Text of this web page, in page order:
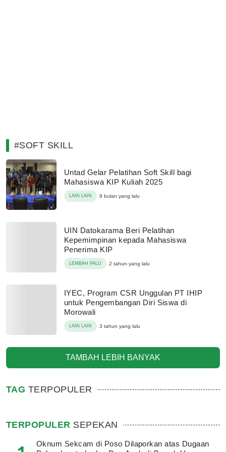
#SOFT SKILL
Untad Gelar Pelatihan Soft Skill bagi
Mahasiswa KIP Kuliah 2025
LAIN LAIN 9 bulan yang lalu
UIN Datokarama Beri Pelatihan
Kepemimpinan kepada Mahasiswa
Penerima KIP
LEMBAH PALU 2 tahun yang lalu
IYEC, Program CSR Unggulan PT IHIP
untuk Pengembangan Diri Siswa di
Morowali
LAIN LAIN 3 tahun yang lalu
TAMBAH LEBIH BANYAK
TAG TERPOPULER
TERPOPULER SEPEKAN
Oknum Sekcam di Poso Dilaporkan atas Dugaan